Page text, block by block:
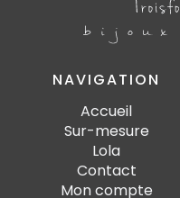
NAVIGATION
Accueil
Sur-mesure
Lola
Contact
Mon compte